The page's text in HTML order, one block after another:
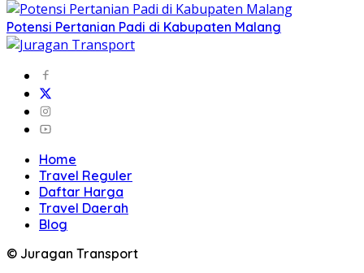
Potensi Pertanian Padi di Kabupaten Malang
Home
Travel Reguler
Daftar Harga
Travel Daerah
Blog
© Juragan Transport